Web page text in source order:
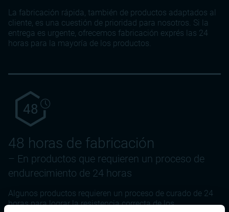
La fabricación rápida, también de productos adaptados al
cliente, es una cuestión de prioridad para nosotros. Si la
entrega es urgente, ofrecemos fabricación exprés las 24
horas para la mayoría de los productos.
48
48 horas de fabricación
– En productos que requieren un proceso de
endurecimiento de 24 horas
Algunos productos requieren un proceso de curado de 24
horas para lograr la resistencia correcta de los